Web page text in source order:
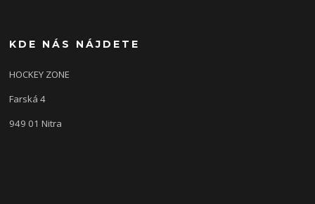
KDE NÁS NÁJDETE
HOCKEY ZONE
Farská 4
949 01 Nitra